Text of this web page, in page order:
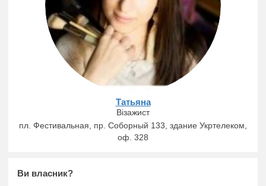
Татьяна
Візажист
пл. Фестивальная, пр. Соборный 133, здание Укртелеком,
оф. 328
Ви власник?